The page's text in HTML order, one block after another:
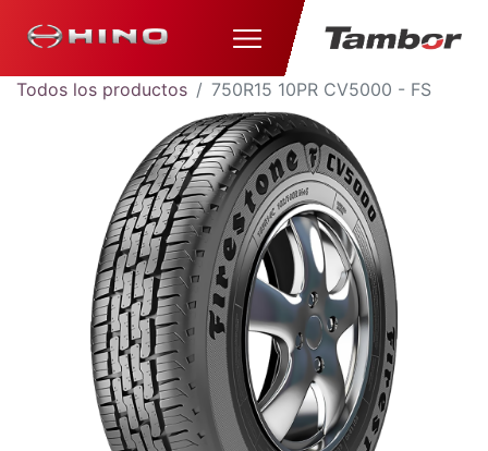
Todos los productos 750R15 10PR CV5000 - FS